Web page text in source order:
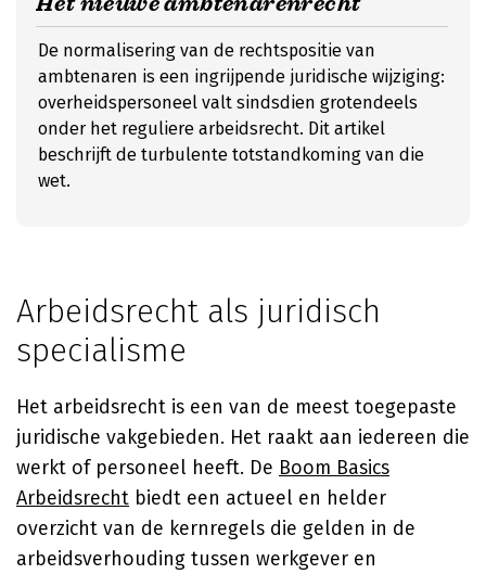
De normalisering van de rechtspositie van
ambtenaren is een ingrijpende juridische wijziging:
overheidspersoneel valt sindsdien grotendeels
onder het reguliere arbeidsrecht. Dit artikel
beschrijft de turbulente totstandkoming van die
wet.
Arbeidsrecht als juridisch
specialisme
Het arbeidsrecht is een van de meest toegepaste
juridische vakgebieden. Het raakt aan iedereen die
werkt of personeel heeft. De Boom Basics
Arbeidsrecht biedt een actueel en helder
overzicht van de kernregels die gelden in de
arbeidsverhouding tussen werkgever en